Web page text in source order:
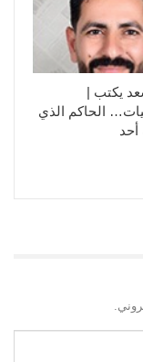
يكتب |
الحاكم الذي
أحد